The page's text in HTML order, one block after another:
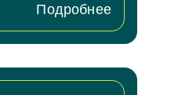
Подробнее